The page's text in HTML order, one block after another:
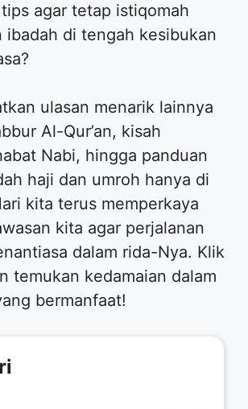
agar tetap istiqomah
ibadah di tengah kesibukan
ulasan menarik lainnya
Al-Qur’an, kisah
Nabi, hingga panduan
haji dan umroh hanya di
kita terus memperkaya
kita agar perjalanan
dalam rida-Nya. Klik
temukan kedamaian dalam
bermanfaat!